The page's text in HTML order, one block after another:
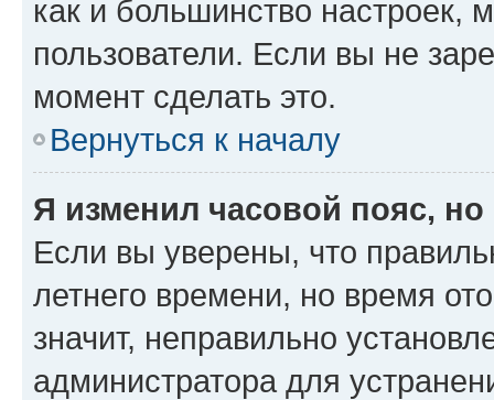
как и большинство настроек,
пользователи. Если вы не
момент сделать это.
Вернуться к началу
Я изменил часовой пояс,
Если вы уверены, что
летнего времени, но время
значит, неправильно
администратора для